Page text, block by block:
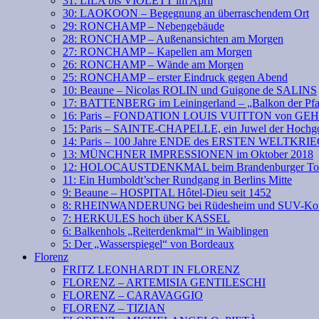
30: LAOKOON – Begegnung an überraschendem Ort
29: RONCHAMP – Nebengebäude
28: RONCHAMP – Außenansichten am Morgen
27: RONCHAMP – Kapellen am Morgen
26: RONCHAMP – Wände am Morgen
25: RONCHAMP – erster Eindruck gegen Abend
10: Beaune – Nicolas ROLIN und Guigone de SALINS
17: BATTENBERG im Leiningerland – „Balkon der
16: Paris – FONDATION LOUIS VUITTON von
15: Paris – SAINTE-CHAPELLE, ein Juwel der
14: Paris – 100 Jahre ENDE des ERSTEN
13: MÜNCHNER IMPRESSIONEN im Oktober 2018
12: HOLOCAUSTDENKMAL beim Brandenburger
11: Ein Humboldt’scher Rundgang in Berlins Mitte
9: Beaune – HOSPITAL Hôtel-Dieu seit 1452
8: RHEINWANDERUNG bei Rüdesheim und SUV-
7: HERKULES hoch über KASSEL
6: Balkenhols „Reiterdenkmal“ in Waiblingen
5: Der „Wasserspiegel“ von Bordeaux
Florenz
FRITZ LEONHARDT IN FLORENZ
FLORENZ – ARTEMISIA GENTILESCHI
FLORENZ – CARAVAGGIO
FLORENZ – TIZIAN